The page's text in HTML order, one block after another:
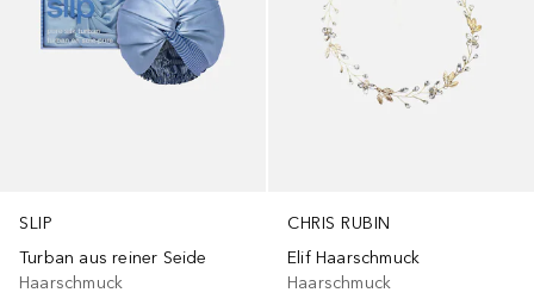
SLIP
Turban aus reiner Seide
Haarschmuck
CHRIS RUBIN
Elif Haarschmuck
Haarschmuck